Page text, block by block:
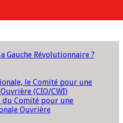
Gauche Révolutionnaire ?
le Comité pour une
(CIO/CWI)
du Comité pour une
Ouvrière